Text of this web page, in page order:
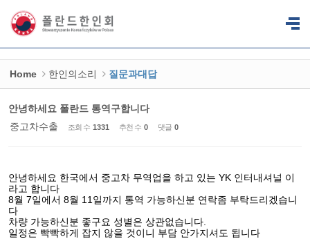
Home 한인의소리 질문과대답
안녕하세요 폴란드 통역구합니다
중고차수출
조회 수 1331 추천 수 0 댓글 0
안녕하세요 한국에서 중고차 무역업을 하고 있는 YK 인터내셔널 이
라고 합니다
8월 7일에서 8월 11일까지 통역 가능하신분 연락좀 부탁드리겠습니
다
차량 가능하신분 좋구요 성별은 상관없습니다.
일정은 빡빡하게 잡지 않을 것이니 부담 안가지셔도 됩니다